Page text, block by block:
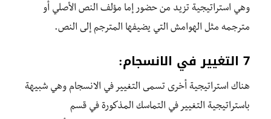
وهي استراتيجية تزيد من حضور إما مؤلف النص الأصلي أو
مترجمه مثل الهوامش التي يضيفها المترجم إلى النص.
7 التغيير في الانسجام:
هناك استراتيجية أخرى تسمى التغيير في الانسجام وهي شبيهة
باستراتيجية التغيير في التماسك المذكورة في قسم